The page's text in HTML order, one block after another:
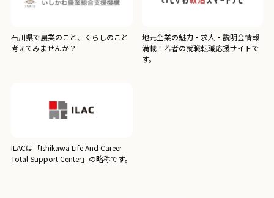
石川県で農業のこと、くらしのこと
考えてみませんか？
地元企業の魅力・求人・説明会情報
満載！若者の就職転職応援サイトで
す。
ILACは「Ishikawa Life And Career
Total Support Center」の略称です。